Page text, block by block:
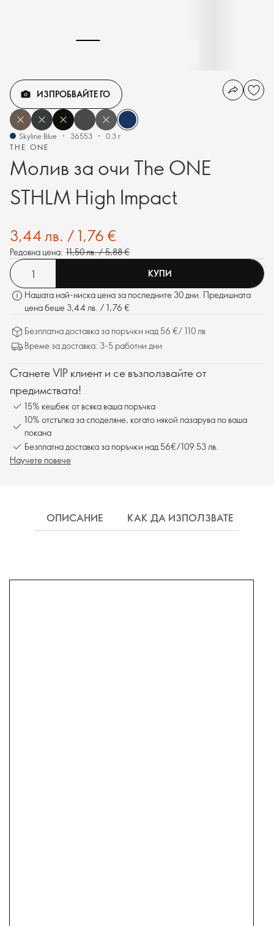
THE ONE
Молив за очи The ONE
STHLM High Impact
ИЗПРОБВАЙТЕ ГО
Skyline Blue 36553 0.3 г
3,44 лв. / 1,76 €
Редовна цена: 11,50 лв. / 5,88 €
КУПИ
Нашата най-ниска цена за последните 30 дни. Предишната
цена беше 3,44 лв. / 1,76 €
Безплатна доставка за поръчки над 56 €/ 110 лв
Време за доставка: 3-5 работни дни
Станете VIP клиент и се възползвайте от
предимствата!
15% кешбек от всяка ваша поръчка
10% отстъпка за споделяне, когато някой пазарува по ваша
покана
Безплатна доставка за поръчки над 56€/109.53 лв.
Научете повече
ОПИСАНИЕ КАК ДА ИЗПОЛЗВАТЕ